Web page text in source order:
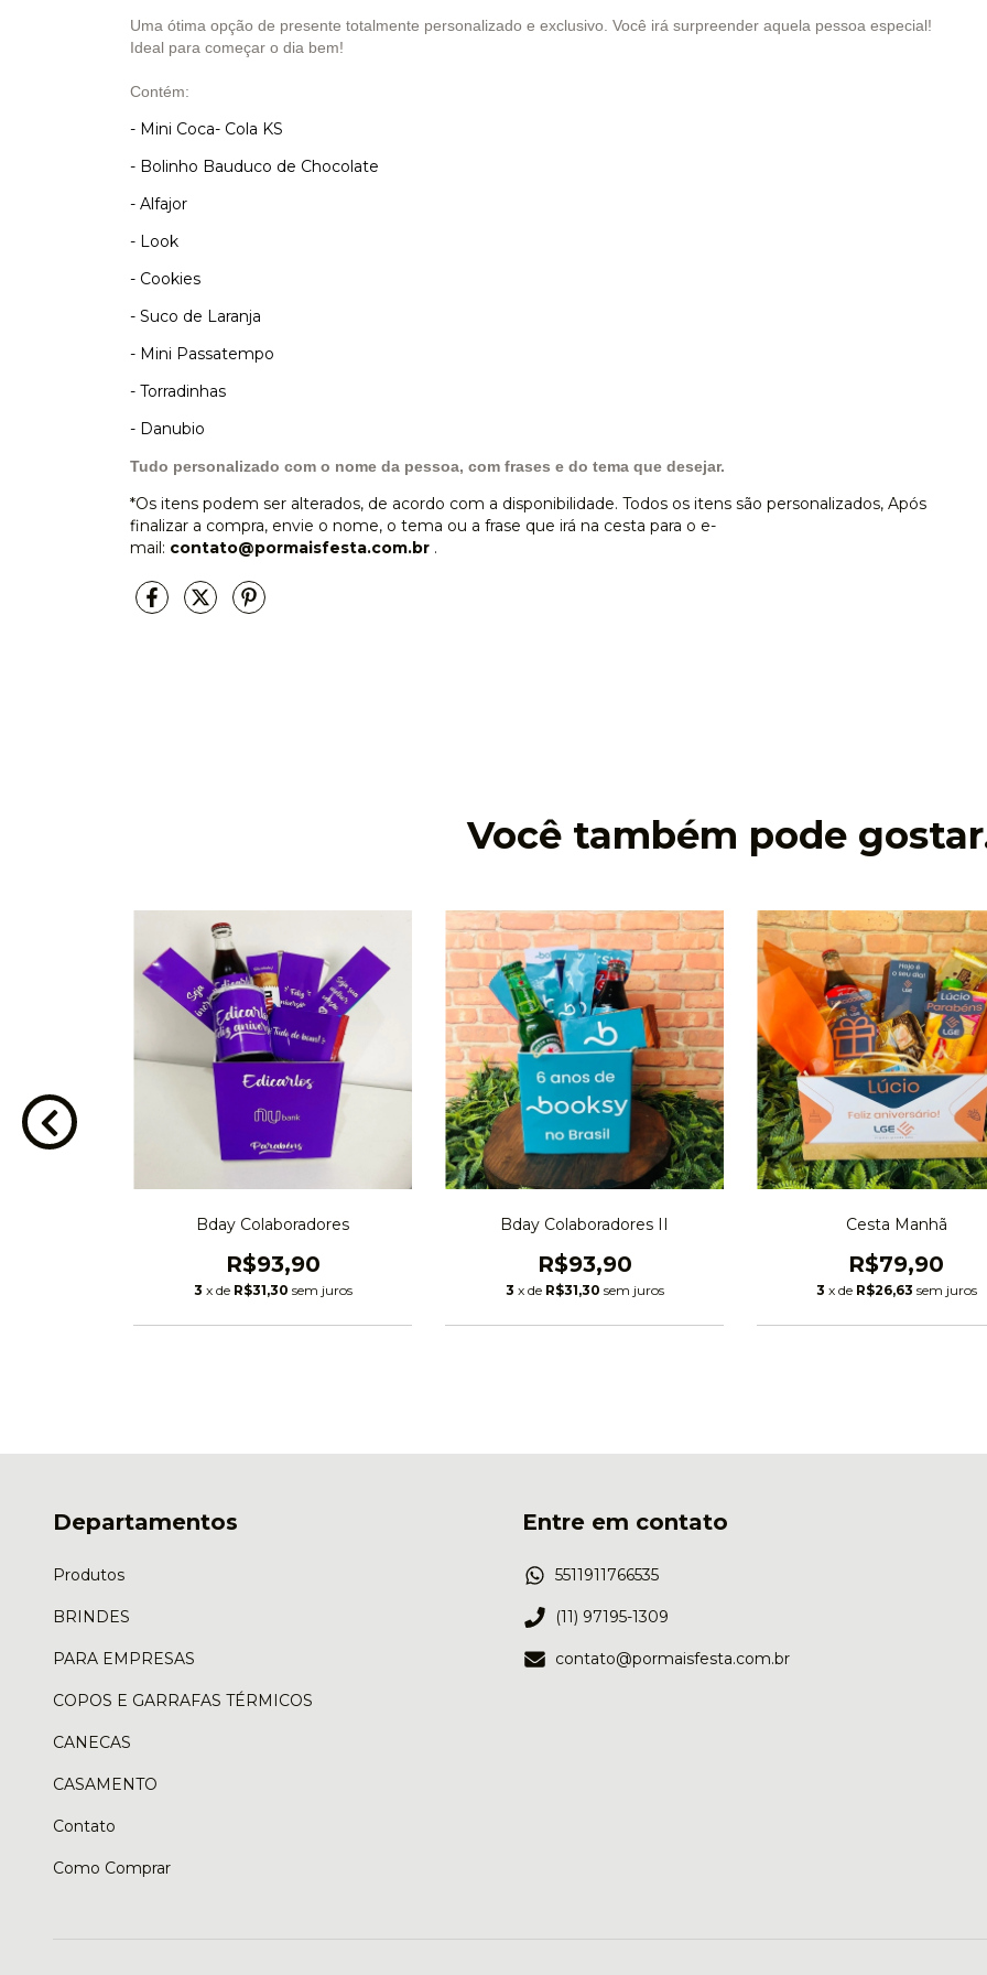
Uma ótima opção de presente totalmente personalizado e exclusivo. Você irá surpreender aquela pessoa especial!
Ideal para começar o dia bem!
Contém:
- Mini Coca- Cola KS
- Bolinho Bauduco de Chocolate
- Alfajor
- Look
- Cookies
- Suco de Laranja
- Mini Passatempo
- Torradinhas
- Danubio
Tudo personalizado com o nome da pessoa, com frases e do tema que desejar.
*Os itens podem ser alterados, de acordo com a disponibilidade. Todos os itens são personalizados, Após
finalizar a compra, envie o nome, o tema ou a frase que irá na cesta para o e-
mail: contato@pormaisfesta.com.br .
Você também pode
Bday Colaboradores
R$93,90
3 x de R$31,30 sem juros
Bday Colaboradores II
R$93,90
3 x de R$31,30 sem juros
Cesta Manhã
R$79,90
3 x de R$26,63 sem juros
Departamentos
Produtos
BRINDES
PARA EMPRESAS
COPOS E GARRAFAS TÉRMICOS
CANECAS
CASAMENTO
Contato
Como Comprar
Entre em contato
5511911766535
(11) 97195-1309
contato@pormaisfesta.com.br